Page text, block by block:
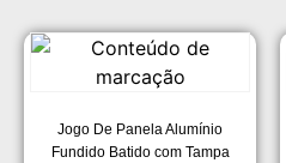
Jogo De Panela Alumínio
Fundido Batido com Tampa